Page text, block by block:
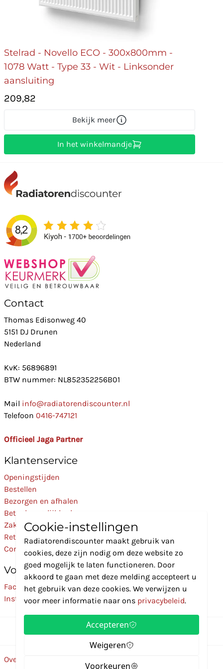
Stelrad - Novello ECO - 300x800mm -
1078 Watt - Type 33 - Wit - Linksonder
aansluiting
209,82
Bekijk meer
In het winkelmandje
Contact
Thomas Edisonweg 40
5151 DJ Drunen
Nederland
KvK: 56896891
BTW nummer: NL852352256B01
Mail info@radiatorendiscounter.nl
Telefoon 0416-747121
Officieel Jaga Partner
Klantenservice
Openingstijden
Bestellen
Bezorgen en afhalen
Betaalmogelijkheden
Zakelijk
Retourneren
Contact
Volg Ons
Facebook
Instagram
Over ons
Cookie-instellingen
Radiatorendiscounter maakt gebruik van
cookies, deze zijn nodig om deze website zo
goed mogelijk te laten functioneren. Door
akkoord te gaan met deze melding accepteert u
het gebruik van deze cookies. We verwijzen u
voor meer informatie naar ons privacybeleid.
Accepteren
Weigeren
Voorkeuren